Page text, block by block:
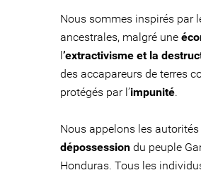
Nous sommes inspirés par
ancestrales, malgré une
’extractivisme et la
des accapareurs de terres
protégés par l’impunité.
Nous appelons les
dépossession du peuple
Honduras. Tous les